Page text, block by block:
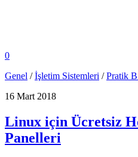
0
Genel /İşletim Sistemleri /Pratik
16 Mart 2018
Linux için Ücretsiz
Panelleri